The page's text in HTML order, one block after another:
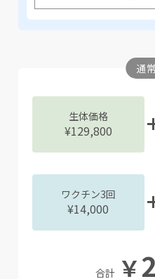
通
生体価格
¥129,800
ワクチン3回
¥14,000
￥